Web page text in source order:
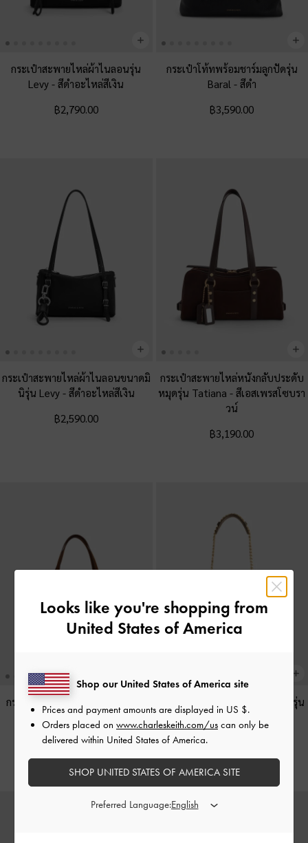
กระเป๋าสะพายไหล่ผ้าไนลอนรุ่น
Levy-สีดำอะไหล่สีเงิน
฿2,790.00
กระเป๋าโท้ทพร้อมชาร์มลูกปัดรุ่น
Baral - สีดำ
฿3,590.00
กระเป๋าสะพายไหล่ผ้าไนลอนขนาดมิ
นิรุ่น Levy - สีดำอะไหล่สีเงิน
฿2,590.00
กระเป๋าสะพายไหล่หนังกลับประดับ
หมุดรุ่น Tatiana-สีเอสเพรสโซบรา
วน์
฿3,190.00
กระเป๋าโท้ทหนังกลับดีเทลเชือกรูด
รุ่น Lillith-สีพีแคนบราวน์
฿3,790.00
กระเป๋าทรงถังพร้อมช่องด้านข้างรุ่น
Noane-สีสโตนเกรย์
Looks like you're shopping from
United States of America
Shop our United States of America site
Prices and payment amounts are displayed in US $.
Orders placed on www.charleskeith.com/us can only be
delivered within United States of America.
SHOP UNITED STATES OF AMERICA SITE
Preferred Language: